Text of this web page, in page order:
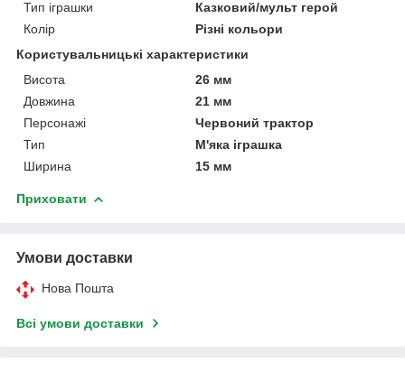
Тип іграшки
Казковий/мульт герой
Колір
Різні кольори
Користувальницькі характеристики
Висота
26 мм
Довжина
21 мм
Персонажі
Червоний трактор
Тип
М'яка іграшка
Ширина
15 мм
Приховати
Умови доставки
Нова Пошта
Всі умови доставки